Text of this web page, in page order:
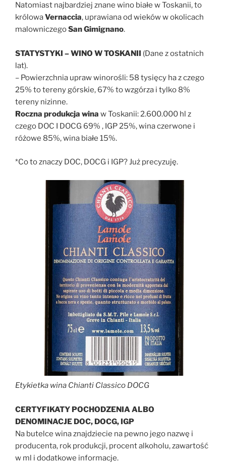
Natomiast najbardziej znane wino białe w Toskanii, to
królowaVernaccia, uprawiana od wieków w okolicach
malowniczegoSan Gimignano.
STATYSTYKI – WINO W TOSKANII (Dane z ostatnich
lat).
– Powierzchnia upraw winorośli: 58 tysięcy ha z czego
25% to tereny górskie, 67% to wzgórza i tylko 8%
tereny nizinne.
Roczna produkcja wina w Toskanii: 2.600.000 hl z
czego DOC I DOCG 69% , IGP 25%, wina czerwone i
różowe 85%, wina białe 15%.
*Co to znaczy DOC, DOCG i IGP? Już precyzuję.
Etykietka wina Chianti Classico DOCG
CERTYFIKATY POCHODZENIA ALBO
DENOMINACJE DOC, DOCG, IGP
Na butelce wina znajdziecie na pewno jego nazwę i
producenta, rok produkcji, procent alkoholu, zawartość
w ml i dodatkowe informacje.